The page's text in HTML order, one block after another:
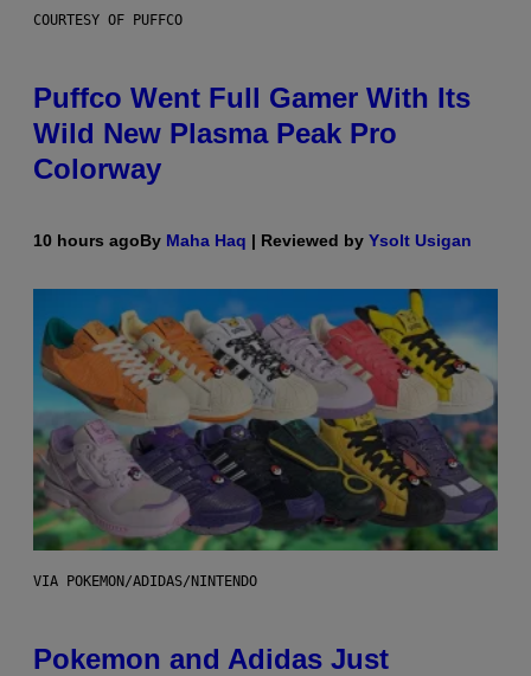
COURTESY OF PUFFCO
Puffco Went Full Gamer With Its
Wild New Plasma Peak Pro
Colorway
10 hours agoBy Maha Haq | Reviewed by Ysolt Usigan
VIA POKEMON/ADIDAS/NINTENDO
Pokemon and Adidas Just